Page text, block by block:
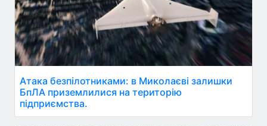
Атака безпілотниками: в Миколаєві залишки
БпЛА приземлилися на територію
підприємства.